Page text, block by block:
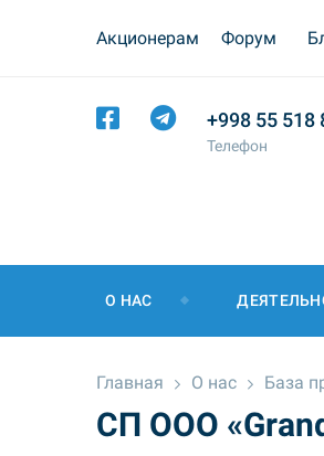
Акционерам Форум
+998 55 518
Телефон
О НАС
Главная О нас База
СП ООО